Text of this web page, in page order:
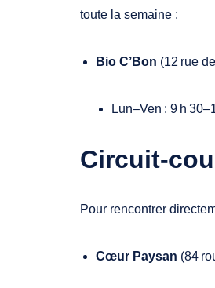
toute la semaine :
Bio C’Bon (12 rue
Lun–Ven : 9 h
Pour rencontrer
Cœur Paysan (84